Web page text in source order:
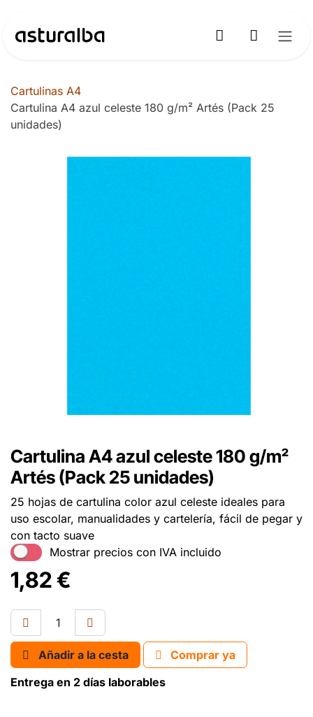
Cartulinas A4
Cartulina A4 azul celeste 180 g/m² Artés (Pack 25
unidades)
Cartulina A4 azul celeste 180 g/m²
Artés (Pack 25 unidades)
25 hojas de cartulina color azul celeste ideales para
uso escolar, manualidades y cartelería, fácil de pegar y
con tacto suave
Mostrar precios con IVA incluido
1,82€
Añadir a la cesta
Comprar ya
Entrega en 2 días laborables